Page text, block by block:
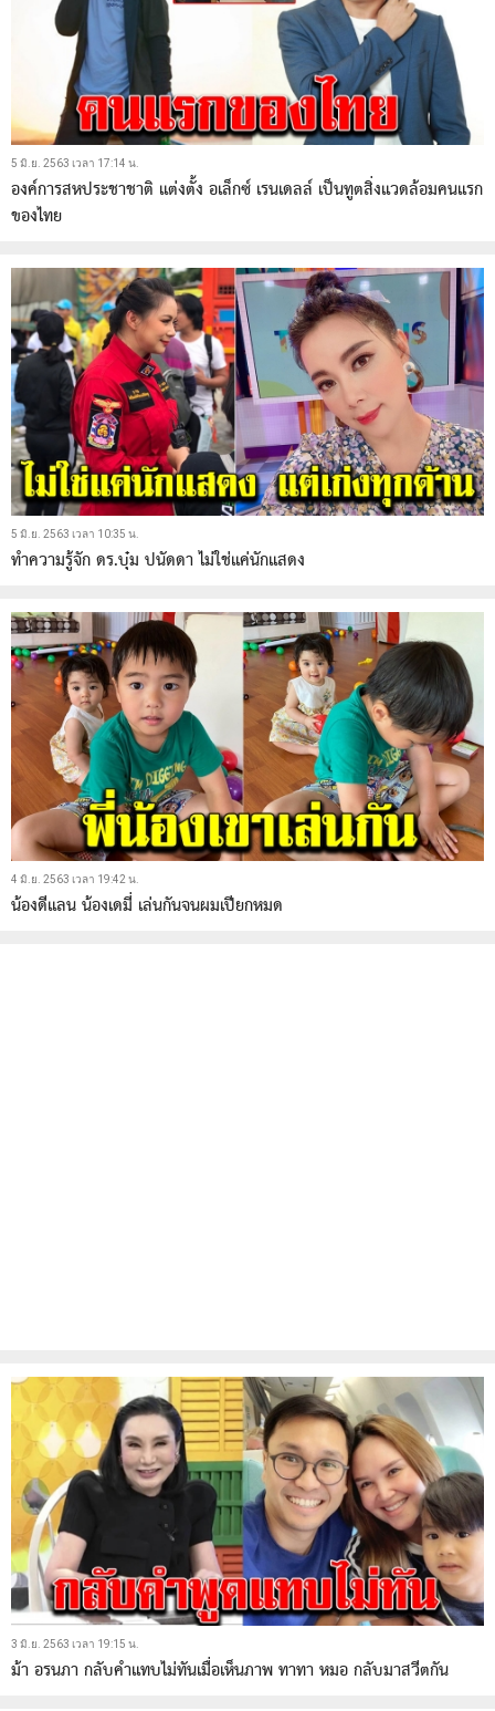
5 มิ.ย. 2563 เวลา 17:14 น.
องค์การสหประชาชาติ แต่งตั้ง อเล็กซ์ เรนเดลล์ เป็นทูตสิ่งแวดล้อมคนแรก
ของไทย
5 มิ.ย. 2563 เวลา 10:35 น.
ทำความรู้จัก ดร.บุ๋ม ปนัดดา ไม่ใช่แค่นักแสดง
4 มิ.ย. 2563 เวลา 19:42 น.
น้องดีแลน น้องเดมี่ เล่นกันจนผมเปียกหมด
3 มิ.ย. 2563 เวลา 19:15 น.
ม้า อรนภา กลับคำแทบไม่ทันเมื่อเห็นภาพ ทาทา หมอ กลับมาสวีตกัน